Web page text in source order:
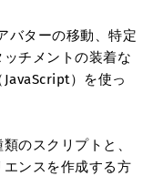
バターの移動、特定
チメントの装着な
）を使っ
のスクリプトと、
ンスを作成する方